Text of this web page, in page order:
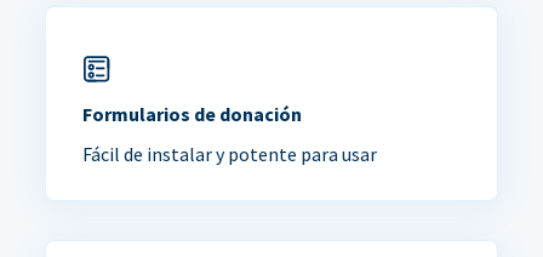
Formularios de donación
Fácil de instalar y potente para usar